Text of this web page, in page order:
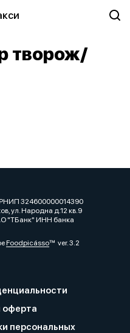
творож/
324600000014390
ул. Народна д.12 кв.9
"ТБанк" ИНН банка
Foodpicássover. 3.2
оферта
персональных